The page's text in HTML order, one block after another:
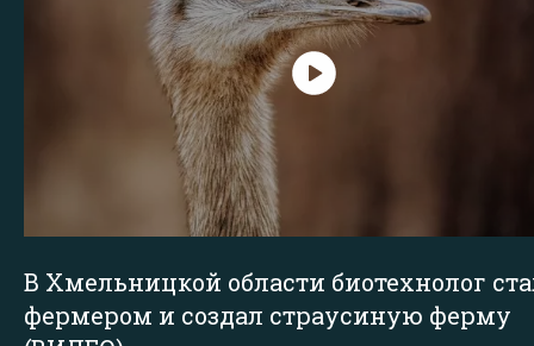
В Хмельницкой области биотехнолог
фермером и создал страусиную ферму